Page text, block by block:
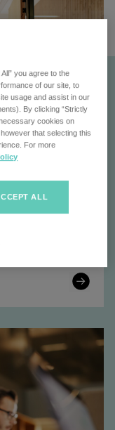
RH.
Learn
you agree to the
of our site, to
usage and assist in our
By clicking “Strictly
cookies on
that selecting this
For more
ALL